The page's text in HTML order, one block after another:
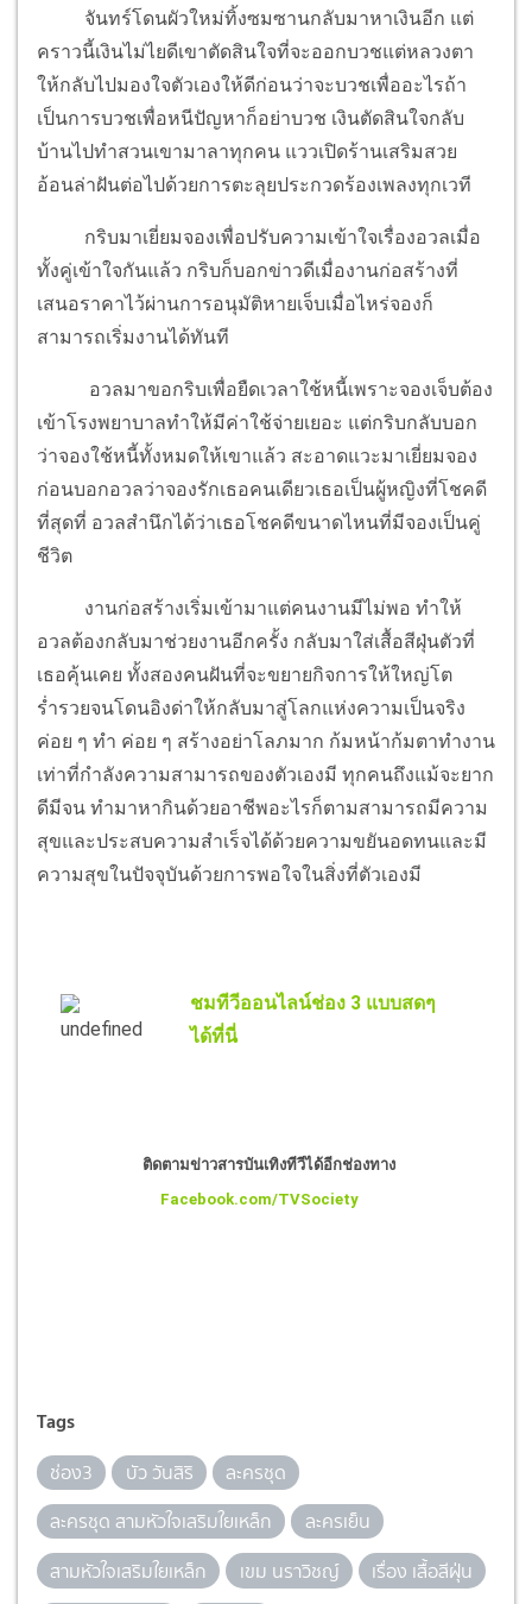
จันทร์โดนผัวใหม่ทิ้งซมซานกลับมาหาเงินอีก แต่
คราวนี้เงินไม่ไยดีเขาตัดสินใจที่จะออกบวชแต่หลวงตา
ให้กลับไปมองใจตัวเองให้ดีก่อนว่าจะบวชเพื่ออะไรถ้า
เป็นการบวชเพื่อหนีปัญหาก็อย่าบวช เงินตัดสินใจกลับ
บ้านไปทำสวนเขามาลาทุกคน แววเปิดร้านเสริมสวย
อ้อนล่าฝันต่อไปด้วยการตะลุยประกวดร้องเพลงทุกเวที
กริบมาเยี่ยมจองเพื่อปรับความเข้าใจเรื่องอวลเมื่อ
ทั้งคู่เข้าใจกันแล้ว กริบก็บอกข่าวดีเมื่องานก่อสร้างที่
เสนอราคาไว้ผ่านการอนุมัติหายเจ็บเมื่อไหร่จองก็
สามารถเริ่มงานได้ทันที
อวลมาขอกริบเพื่อยืดเวลาใช้หนี้เพราะจองเจ็บต้อง
เข้าโรงพยาบาลทำให้มีค่าใช้จ่ายเยอะ แต่กริบกลับบอก
ว่าจองใช้หนี้ทั้งหมดให้เขาแล้ว สะอาดแวะมาเยี่ยมจอง
ก่อนบอกอวลว่าจองรักเธอคนเดียวเธอเป็นผู้หญิงที่โชคดี
ที่สุดที่ อวลสำนึกได้ว่าเธอโชคดีขนาดไหนที่มีจองเป็นคู่
ชีวิต
งานก่อสร้างเริ่มเข้ามาแต่คนงานมีไม่พอ ทำให้
อวลต้องกลับมาช่วยงานอีกครั้ง กลับมาใส่เสื้อสีฝุ่นตัวที่
เธอคุ้นเคย ทั้งสองคนฝันที่จะขยายกิจการให้ใหญ่โต
ร่ำรวยจนโดนอิงด่าให้กลับมาสู่โลกแห่งความเป็นจริง
ค่อย ๆ ทำ ค่อย ๆ สร้างอย่าโลภมาก ก้มหน้าก้มตาทำงาน
เท่าที่กำลังความสามารถของตัวเองมี ทุกคนถึงแม้จะยาก
ดีมีจน ทำมาหากินด้วยอาชีพอะไรก็ตามสามารถมีความ
สุขและประสบความสำเร็จได้ด้วยความขยันอดทนและมี
ความสุขในปัจจุบันด้วยการพอใจในสิ่งที่ตัวเองมี
ชมทีวีออนไลน์ช่อง 3 แบบสดๆ
ได้ที่นี่
ติดตามข่าวสารบันเทิงทีวีได้อีกช่องทาง
Facebook.com/TVSociety
Tags
ช่อง3 บัว วันสิริ
ละครชุด
ละครชุด สามหัวใจเสริมใยเหล็ก
ละครเย็น
สามหัวใจเสริมใยเหล็ก
เขม นราวิชญ์
เรื่อง เสื้อสีฝุ่น